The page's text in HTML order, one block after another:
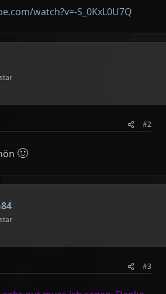
watch?v=-S_0KxL0U7Q
#2
🙂
#3